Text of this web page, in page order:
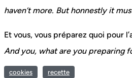
haven’t more. But honnestly it
Et vous, vous préparez quoi pour
And you, what are you preparing
cookies recette